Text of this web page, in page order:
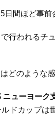
日間ほど事前
行われるチ
どのような
ニューヨーク
ルドカップ